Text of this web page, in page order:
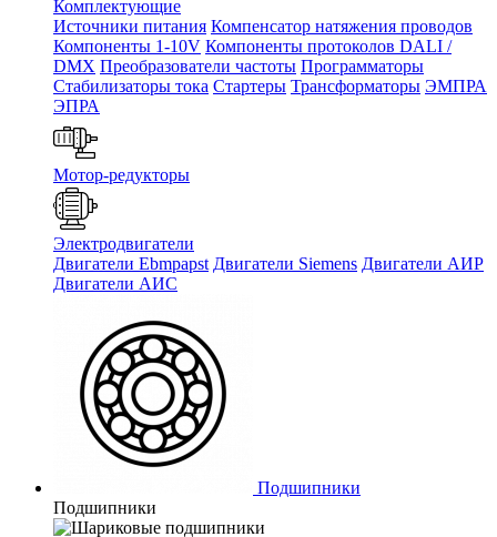
Комплектующие
Источники питания Компенсатор натяжения проводов
Компоненты 1-10V Компоненты протоколов DALI /
DMX Преобразователи частоты Программаторы
Стабилизаторы тока Стартеры Трансформаторы ЭМПРА
ЭПРА
Мотор-редукторы
Электродвигатели
Двигатели Ebmpapst Двигатели Siemens Двигатели АИР
Двигатели АИС
Подшипники
Подшипники